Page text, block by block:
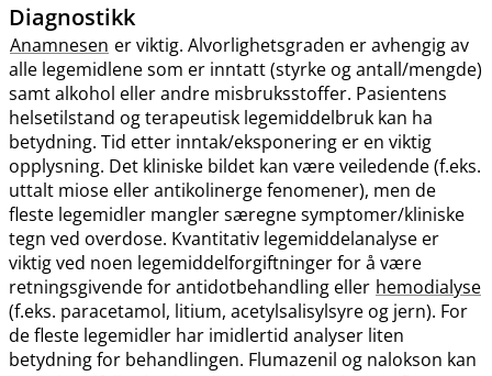
Diagnostikk
Anamnesen er viktig. Alvorlighetsgraden er avhengig av
alle legemidlene som er inntatt (styrke og antall​/​mengde)
samt alkohol eller andre misbruksstoffer. Pasientens
helsetilstand og terapeutisk legemiddelbruk kan ha
betydning. Tid etter inntak​/​eksponering er en viktig
opplysning. Det kliniske bildet kan være veiledende (f.eks.
uttalt miose eller antikolinerge fenomener), men de
fleste legemidler mangler særegne symptomer​/​kliniske
tegn ved overdose. Kvantitativ legemiddelanalyse er
viktig ved noen legemiddelforgiftninger for å være
retningsgivende for antidotbehandling eller hemodialyse
(f.eks. paracetamol, litium, acetylsalisylsyre og jern). For
de fleste legemidler har imidlertid analyser liten
betydning for behandlingen. Flumazenil og nalokson kan